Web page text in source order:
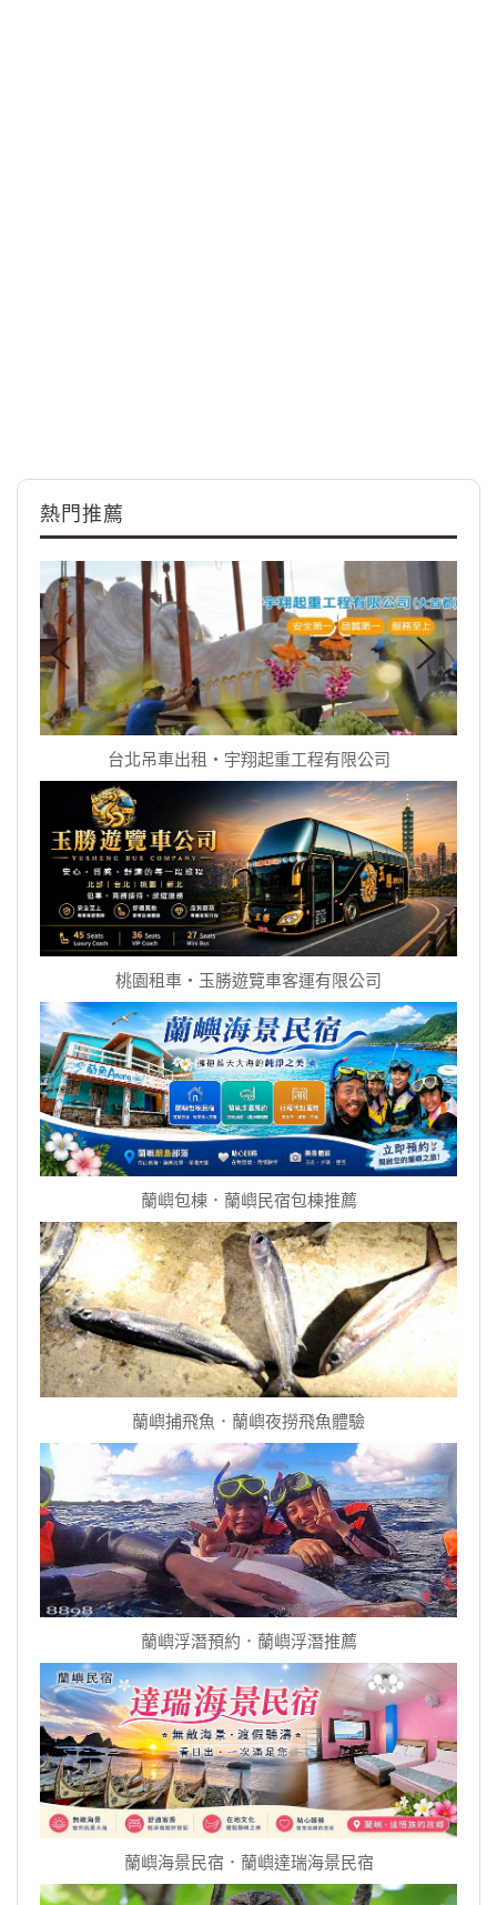
熱門推薦
台北吊車出租‧宇翔起重工程有限公司
桃園租車‧玉勝遊覽車客運有限公司
蘭嶼包棟．蘭嶼民宿包棟推薦
蘭嶼捕飛魚．蘭嶼夜撈飛魚體驗
蘭嶼浮潛預約．蘭嶼浮潛推薦
蘭嶼海景民宿．蘭嶼達瑞海景民宿